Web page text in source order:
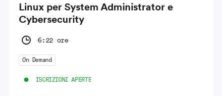
Linux per System Administrator e
Cybersecurity
6:22 ore
On Demand
ISCRIZIONI APERTE